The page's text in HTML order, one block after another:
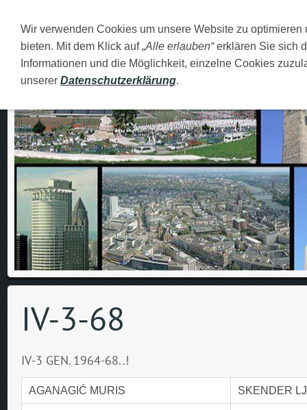
DEUTSCH O MENI FAMILIJA MOJI GRADOVI
IV-3-68
IV-3 GEN. 1964-68..!
AGANAGIĆ MURIS SKENDER
Wir verwenden Cookies um unsere Website zu
bieten. Mit dem Klick auf„Alle erlauben“erklären Sie sich
Informationen und die Möglichkeit, einzelne Cookies
unserer Datenschutzerklärung.